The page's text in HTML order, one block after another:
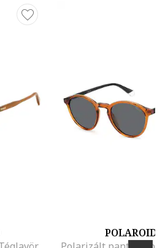
POLAROID